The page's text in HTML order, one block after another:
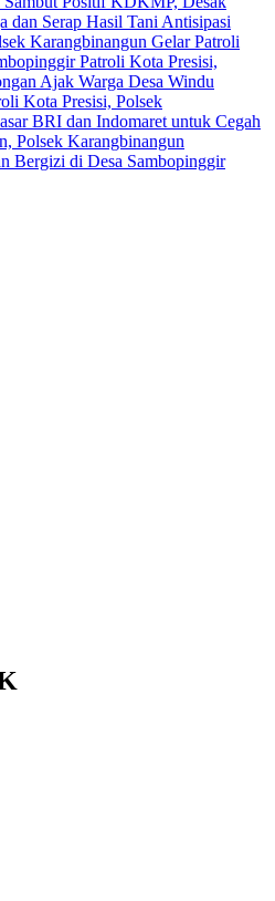
dan Serap Hasil Tani Antisipasi
Karangbinangun Gelar Patroli
Patroli Kota Presisi,
Ajak Warga Desa Windu
Kota Presisi, Polsek
BRI dan Indomaret untuk Cegah
Polsek Karangbinangun
Bergizi di Desa Sambopinggir